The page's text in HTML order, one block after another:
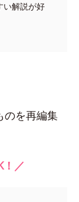
い解説が好
のを再編集
！／